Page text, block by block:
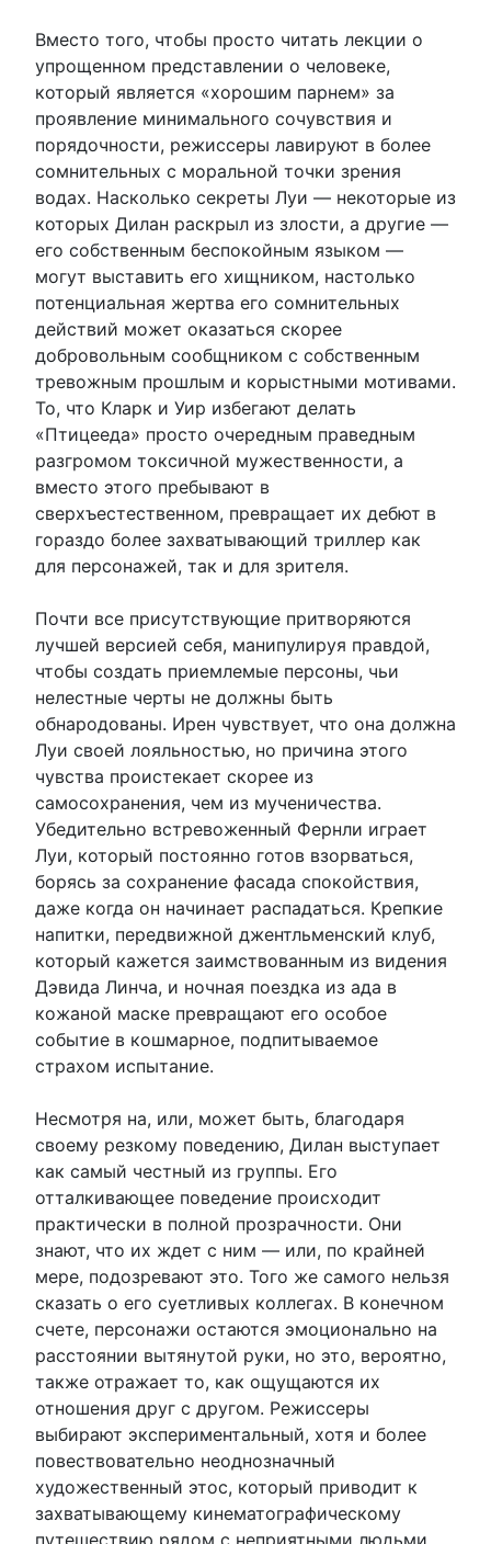
Вместо того, чтобы просто читать лекции о
упрощенном представлении о человеке,
который является «хорошим парнем» за
проявление минимального сочувствия и
порядочности, режиссеры лавируют в более
сомнительных с моральной точки зрения
водах. Насколько секреты Луи — некоторые из
которых Дилан раскрыл из злости, а другие —
его собственным беспокойным языком —
могут выставить его хищником, настолько
потенциальная жертва его сомнительных
действий может оказаться скорее
добровольным сообщником с собственным
тревожным прошлым и корыстными мотивами.
То, что Кларк и Уир избегают делать
«Птицееда» просто очередным праведным
разгромом токсичной мужественности, а
вместо этого пребывают в
сверхъестественном, превращает их дебют в
гораздо более захватывающий триллер как
для персонажей, так и для зрителя.
Почти все присутствующие притворяются
лучшей версией себя, манипулируя правдой,
чтобы создать приемлемые персоны, чьи
нелестные черты не должны быть
обнародованы. Ирен чувствует, что она должна
Луи своей лояльностью, но причина этого
чувства проистекает скорее из
самосохранения, чем из мученичества.
Убедительно встревоженный Фернли играет
Луи, который постоянно готов взорваться,
борясь за сохранение фасада спокойствия,
даже когда он начинает распадаться. Крепкие
напитки, передвижной джентльменский клуб,
который кажется заимствованным из видения
Дэвида Линча, и ночная поездка из ада в
кожаной маске превращают его особое
событие в кошмарное, подпитываемое
страхом испытание.
Несмотря на, или, может быть, благодаря
своему резкому поведению, Дилан выступает
как самый честный из группы. Его
отталкивающее поведение происходит
практически в полной прозрачности. Они
знают, что их ждет с ним — или, по крайней
мере, подозревают это. Того же самого нельзя
сказать о его суетливых коллегах. В конечном
счете, персонажи остаются эмоционально на
расстоянии вытянутой руки, но это, вероятно,
также отражает то, как ощущаются их
отношения друг с другом. Режиссеры
выбирают экспериментальный, хотя и более
повествовательно неоднозначный
художественный этос, который приводит к
захватывающему кинематографическому